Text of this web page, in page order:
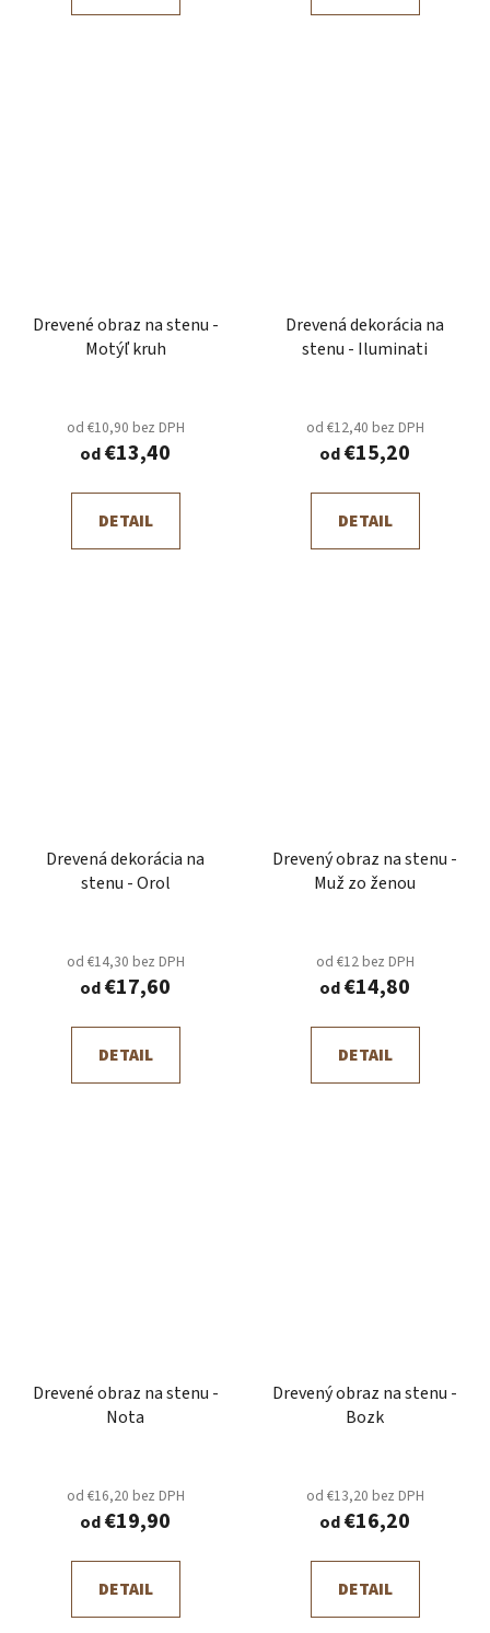
Drevené obraz na stenu -
Motýľ kruh
od €10,90 bez DPH
od€13,40
DETAIL
Drevená dekorácia na
stenu - Iluminati
od €12,40 bez DPH
od€15,20
DETAIL
Drevená dekorácia na
stenu - Orol
od €14,30 bez DPH
od€17,60
DETAIL
Drevený obraz na stenu -
Muž zo ženou
od €12 bez DPH
od€14,80
DETAIL
Drevené obraz na stenu -
Nota
od €16,20 bez DPH
od€19,90
DETAIL
Drevený obraz na stenu -
Bozk
od €13,20 bez DPH
od€16,20
DETAIL